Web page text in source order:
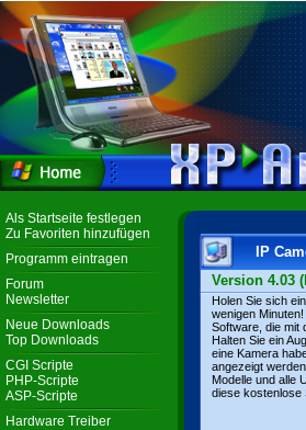
Als Startseite festlegen
Zu Favoriten hinzufügen
Programm eintragen
Forum
Newsletter
Neue Downloads
Top Downloads
CGI Scripte
PHP-Scripte
ASP-Scripte
Hardware Treiber
IP
Version 4.03
Holen Sie sich
wenigen
Software, die mit
Halten Sie ein
eine Kamera
angezeigt
Modelle und alle
diese kostenlose